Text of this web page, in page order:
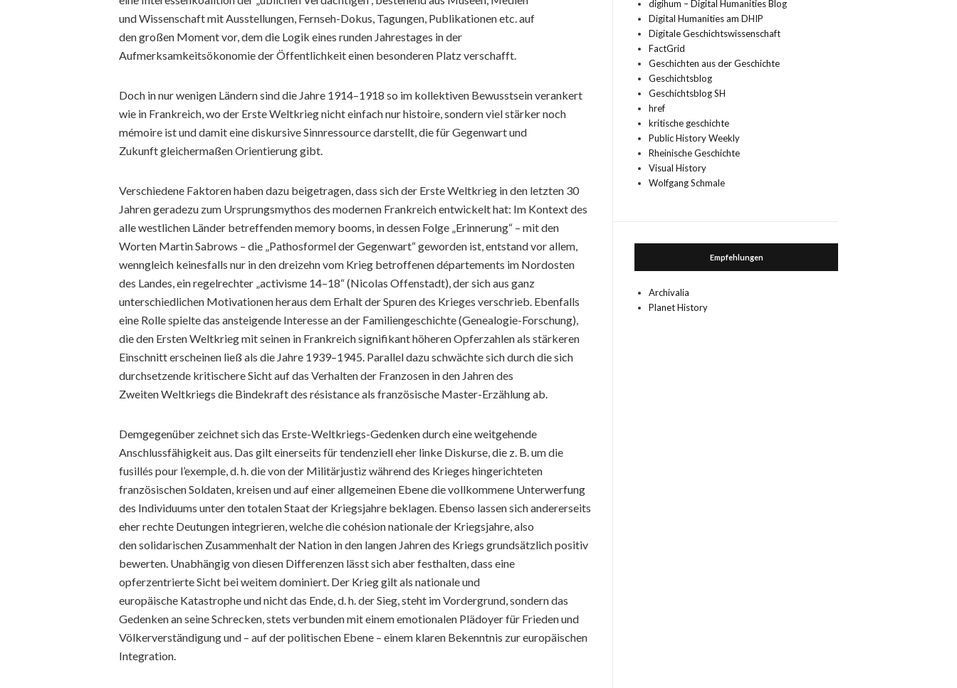
und Wissenschaft mit Ausstellungen, Fernseh-Dokus, Tagungen, Publikationen etc. auf
den großen Moment vor, dem die Logik eines runden Jahrestages in der
Aufmerksamkeitsökonomie der Öffentlichkeit einen besonderen Platz verschafft.
Doch in nur wenigen Ländern sind die Jahre 1914–1918 so im kollektiven Bewusstsein verankert
wie in Frankreich, wo der Erste Weltkrieg nicht einfach nur histoire, sondern viel stärker noch
mémoire ist und damit eine diskursive Sinnressource darstellt, die für Gegenwart und
Zukunft gleichermaßen Orientierung gibt.
Verschiedene Faktoren haben dazu beigetragen, dass sich der Erste Weltkrieg in den letzten 30
Jahren geradezu zum Ursprungsmythos des modernen Frankreich entwickelt hat: Im Kontext des
alle westlichen Länder betreffenden memory booms, in dessen Folge „Erinnerung“ – mit den
Worten Martin Sabrows – die „Pathosformel der Gegenwart“ geworden ist, entstand vor allem,
wenngleich keinesfalls nur in den dreizehn vom Krieg betroffenen départements im Nordosten
des Landes, ein regelrechter „activisme 14–18“ (Nicolas Offenstadt), der sich aus ganz
unterschiedlichen Motivationen heraus dem Erhalt der Spuren des Krieges verschrieb. Ebenfalls
eine Rolle spielte das ansteigende Interesse an der Familiengeschichte (Genealogie-Forschung),
die den Ersten Weltkrieg mit seinen in Frankreich signifikant höheren Opferzahlen als stärkeren
Einschnitt erscheinen ließ als die Jahre 1939–1945. Parallel dazu schwächte sich durch die sich
durchsetzende kritischere Sicht auf das Verhalten der Franzosen in den Jahren des
Zweiten Weltkriegs die Bindekraft des résistance als französische Master-Erzählung ab.
Demgegenüber zeichnet sich das Erste-Weltkriegs-Gedenken durch eine weitgehende
Anschlussfähigkeit aus. Das gilt einerseits für tendenziell eher linke Diskurse, die z. B. um die
fusillés pour l’exemple, d. h. die von der Militärjustiz während des Krieges hingerichteten
französischen Soldaten, kreisen und auf einer allgemeinen Ebene die vollkommene Unterwerfung
des Individuums unter den totalen Staat der Kriegsjahre beklagen. Ebenso lassen sich andererseits
eher rechte Deutungen integrieren, welche die cohésion nationale der Kriegsjahre, also
den solidarischen Zusammenhalt der Nation in den langen Jahren des Kriegs grundsätzlich positiv
bewerten. Unabhängig von diesen Differenzen lässt sich aber festhalten, dass eine
opferzentrierte Sicht bei weitem dominiert. Der Krieg gilt als nationale und
europäische Katastrophe und nicht das Ende, d. h. der Sieg, steht im Vordergrund, sondern das
Gedenken an seine Schrecken, stets verbunden mit einem emotionalen Plädoyer für Frieden und
Völkerverständigung und – auf der politischen Ebene – einem klaren Bekenntnis zur europäischen
Integration.
digihum – Digital Humanities Blog
Digital Humanities am DHIP
Digitale Geschichtswissenschaft
FactGrid
Geschichten aus der Geschichte
Geschichtsblog
Geschichtsblog SH
href
kritische geschichte
Public History Weekly
Rheinische Geschichte
Visual History
Wolfgang Schmale
Empfehlungen
Archivalia
Planet History